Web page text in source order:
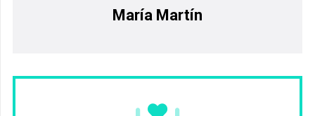
María Martín